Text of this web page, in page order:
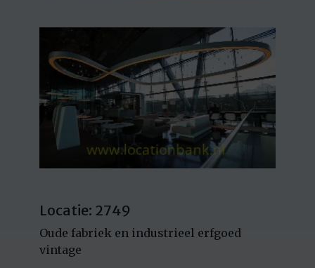
Locatie: 2749
Oude fabriek en industrieel erfgoed
vintage